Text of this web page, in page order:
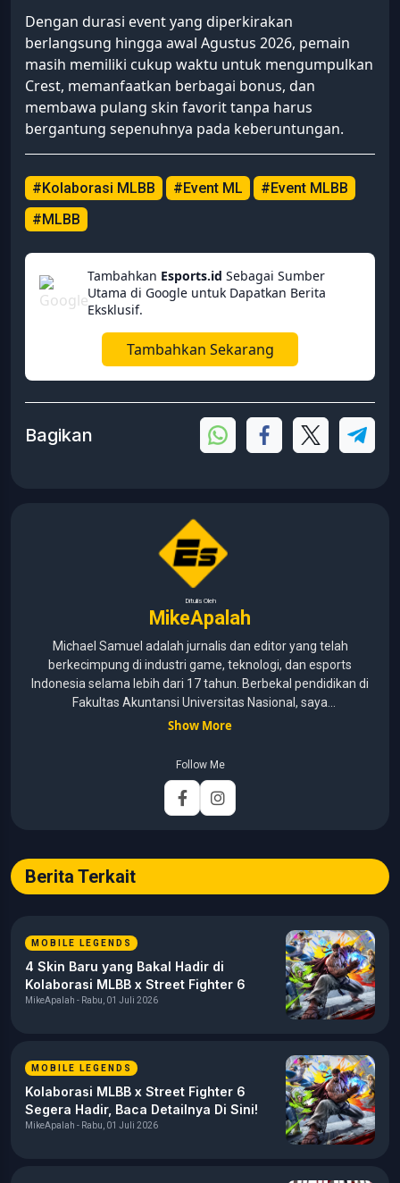
Dengan durasi event yang diperkirakan
berlangsung hingga awal Agustus 2026, pemain
masih memiliki cukup waktu untuk mengumpulkan
Crest, memanfaatkan berbagai bonus, dan
membawa pulang skin favorit tanpa harus
bergantung sepenuhnya pada keberuntungan.
#Kolaborasi MLBB #Event ML
#Event MLBB
#MLBB
Tambahkan Esports.id Sebagai Sumber
Utama di Google untuk Dapatkan Berita
Eksklusif.
Tambahkan Sekarang
Bagikan
Ditulis Oleh
MikeApalah
Michael Samuel adalah jurnalis dan editor yang telah
berkecimpung di industri game, teknologi, dan esports
Indonesia selama lebih dari 17 tahun. Berbekal pendidikan di
Fakultas Akuntansi Universitas Nasional, saya
menggabungkan kemampuan analisis dengan pengalaman
pernah menangani berbagai peran, mulai dari reporter, editor,
marketing, business development, hingga Editor in Chief.
Fokus utamanya adalah menghadirkan tulisan yang
informatif, mendalam, dan mudah dipahami, khususnya
Show More
Follow Me
Berita Terkait
MOBILE LEGENDS
4 Skin Baru yang Bakal Hadir di
Kolaborasi MLBB x Street Fighter 6
MikeApalah - Rabu, 01 Juli 2026
MOBILE LEGENDS
Kolaborasi MLBB x Street Fighter 6
Segera Hadir, Baca Detailnya Di Sini!
MikeApalah - Rabu, 01 Juli 2026